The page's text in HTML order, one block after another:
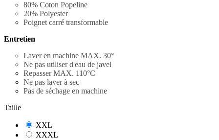
80% Coton Popeline
20% Polyester
Poignet carré transformable
Entretien
Laver en machine MAX. 30°
Ne pas utiliser d'eau de javel
Repasser MAX. 110°C
Ne pas laver à sec
Pas de séchage en machine
Taille
XXL
XXXL